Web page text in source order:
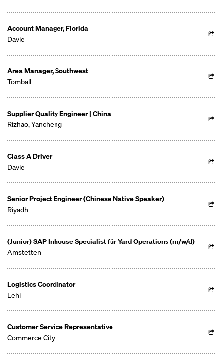
Account Manager, Florida
Davie
Area Manager, Southwest
Tomball
Supplier Quality Engineer | China
Rizhao, Yancheng
Class A Driver
Davie
Senior Project Engineer (Chinese Native Speaker)
Riyadh
(Junior) SAP Inhouse Specialist für Yard Operations (m/w/d)
Amstetten
Logistics Coordinator
Lehi
Customer Service Representative
Commerce City